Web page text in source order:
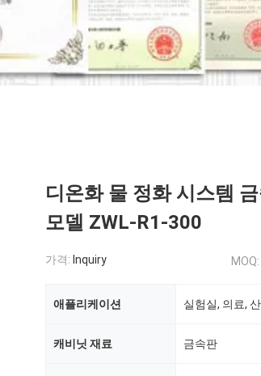
디온화 물 정화 시스템
모델 ZWL-R1-300
가격: Inquiry MOQ:
애플리케이션 실험실, 의료,
캐비닛 재료 금속판